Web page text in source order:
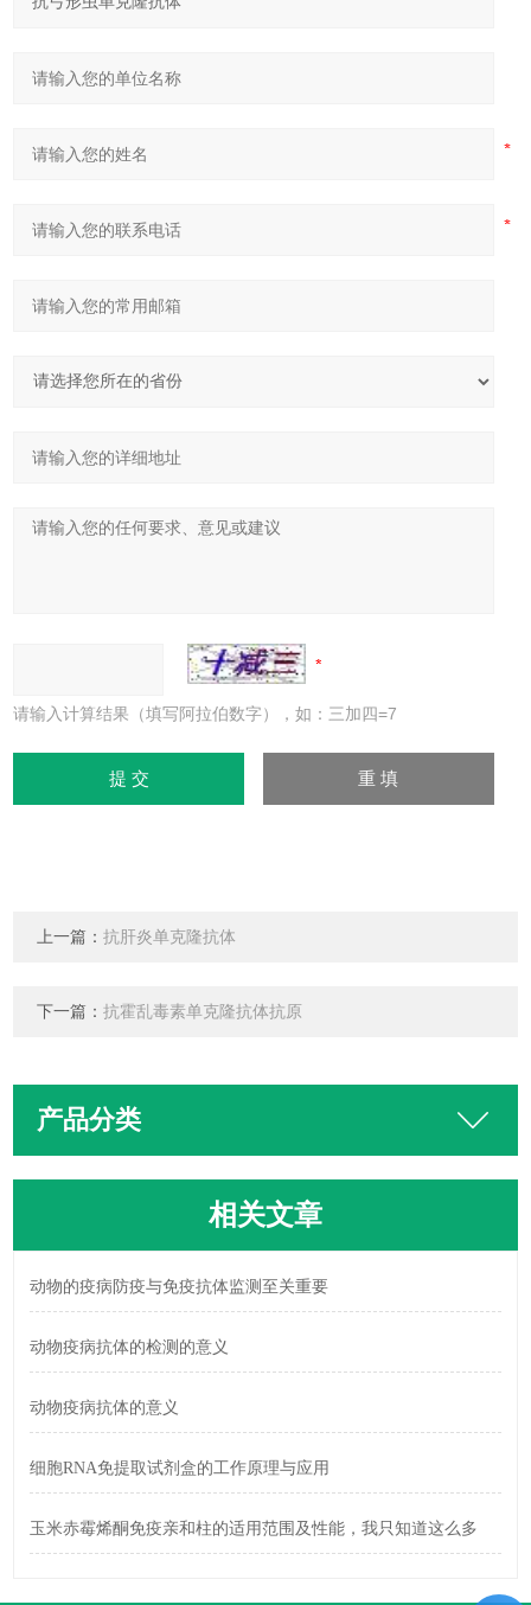
请输入计算结果（填写阿拉伯数字），如：三加四=7
上一篇：抗肝炎单克隆抗体
下一篇：抗霍乱毒素单克隆抗体抗原
产品分类
相关文章
动物的疫病防疫与免疫抗体监测至关重要
动物疫病抗体的检测的意义
动物疫病抗体的意义
细胞RNA免提取试剂盒的工作原理与应用
玉米赤霉烯酮免疫亲和柱的适用范围及性能，我只知道这么多